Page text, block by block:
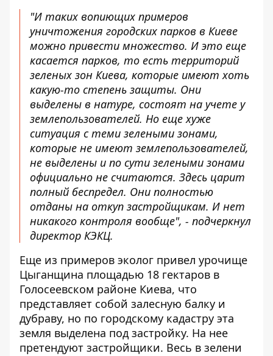
"И таких вопиющих примеров
уничтожения городских парков в Киеве
можно привести множество. И это еще
касается парков, то есть территорий
зеленых зон Киева, которые имеют хоть
какую-то степень защиты. Они
выделены в натуре, состоят на учете у
землепользователей. Но еще хуже
ситуация с теми зелеными зонами,
которые не имеют землепользователей,
не выделены и по сути зелеными зонами
официально не считаются. Здесь царит
полный беспредел. Они полностью
отданы на откуп застройщикам. И нет
никакого контроля вообще", - подчеркнул
директор КЭКЦ.
Еще из примеров эколог привел урочище
Цыганщина площадью 18 гектаров в
Голосеевском районе Киева, что
представляет собой залесную балку и
дубраву, но по городскому кадастру эта
земля выделена под застройку. На нее
претендуют застройщики. Весь в зелени